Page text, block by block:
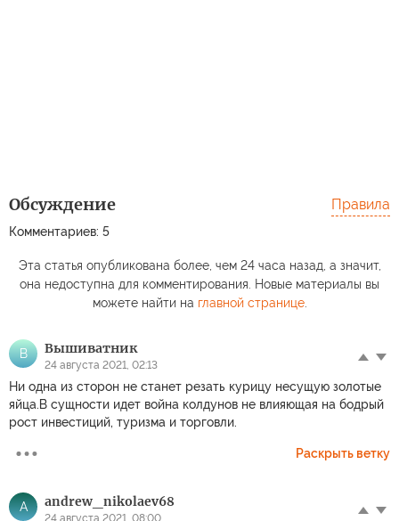
Обсуждение
Комментариев: 5
Правила
Эта статья опубликована более, чем 24 часа назад, а значит,
она недоступна для комментирования. Новые материалы вы
можете найти на главной странице.
В Вышиватник
24 августа 2021, 02:13
Ни одна из сторон не станет резать курицу несущую золотые
яйца.В сущности идет война колдунов не влияющая на бодрый
рост инвестиций, туризма и торговли.
Раскрыть ветку
A andrew_nikolaev68
24 августа 2021, 08:00